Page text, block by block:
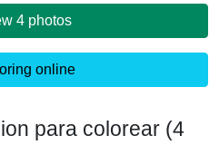
View 4 photos
online
para colorear (4